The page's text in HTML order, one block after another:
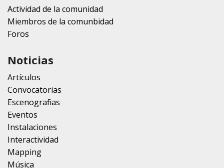
Actividad de la comunidad
Miembros de la comunbidad
Foros
Noticias
Artículos
Convocatorias
Escenografias
Eventos
Instalaciones
Interactividad
Mapping
Música